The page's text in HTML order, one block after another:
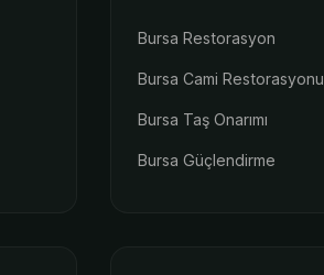
Bursa Restorasyon
Bursa Cami Restorasyonu
Bursa Taş Onarımı
Bursa Güçlendirme